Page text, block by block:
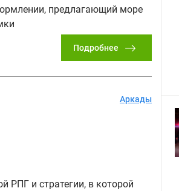
предлагающий море
Подробнее
РПГ и стратегии, в которой
Аркады